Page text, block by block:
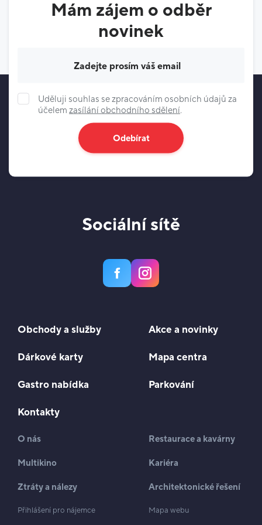
Mám zájem o odběr
novinek
Uděluji souhlas se zpracováním osobních údajů za
účelem zasílání obchodního sdělení.
Odebírat
Sociální sítě
Obchody a služby Akce a novinky
Dárkové karty Mapa centra
Gastro nabídka Parkování
Kontakty
O nás Restaurace a kavárny
Multikino Kariéra
Ztráty a nálezy Architektonické řešení
Přihlášení pro nájemce Mapa webu